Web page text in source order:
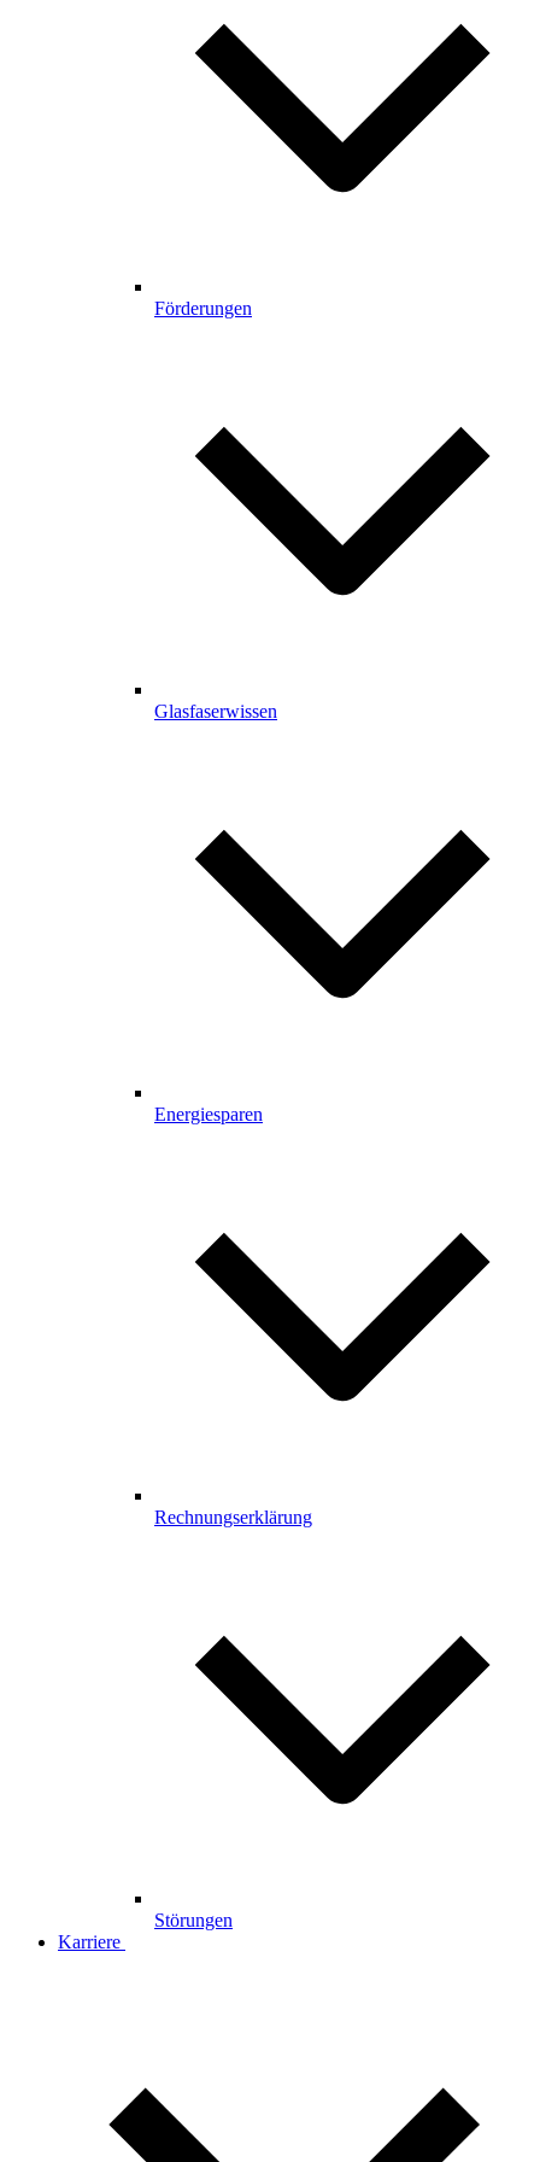
Förderungen
Glasfaserwissen
Energiesparen
Rechnungserklärung
Störungen
Karriere